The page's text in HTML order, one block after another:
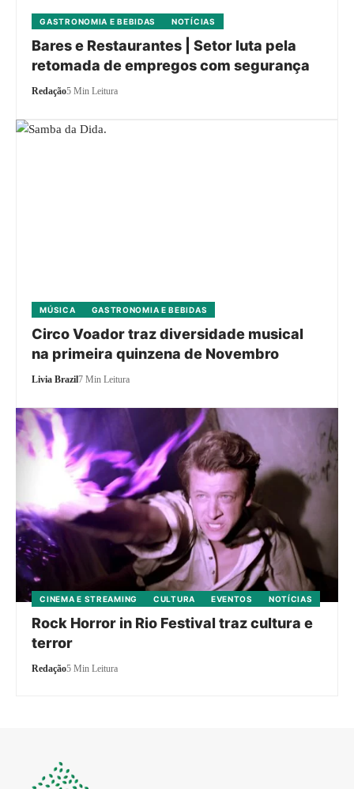
GASTRONOMIA E BEBIDAS NOTÍCIAS
Bares e Restaurantes | Setor luta pela
retomada de empregos com segurança
Redação5 Min Leitura
MÚSICA GASTRONOMIA E BEBIDAS
Circo Voador traz diversidade musical
na primeira quinzena de Novembro
Livia Brazil7 Min Leitura
CINEMA E STREAMING CULTURA EVENTOS NOTÍCIAS
Rock Horror in Rio Festival traz cultura e
terror
Redação5 Min Leitura